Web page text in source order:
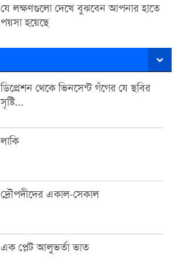
যে লক্ষণগুলো দেখে বুঝবেন আপনার হাতে
পয়সা হয়েছে
ডিপ্রেশন থেকে ভিনসেন্ট গঁগের যে ছবির
সৃষ্টি...
লাকি
দ্রৌপদীদের একাল-সেকাল
এক প্লেট আলুভর্তা ভাত